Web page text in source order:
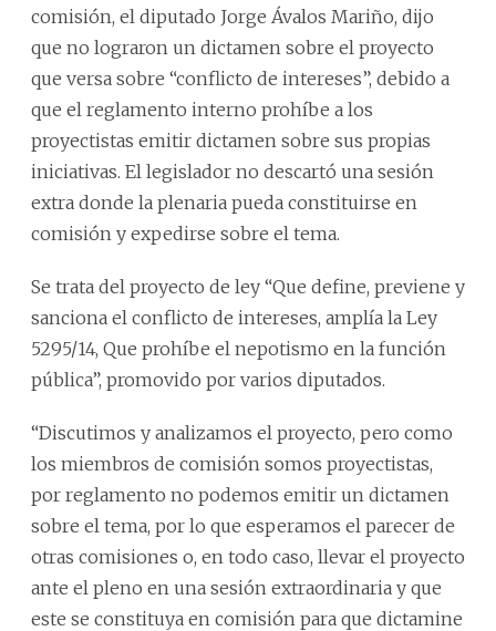
comisión, el diputado Jorge Ávalos Mariño, dijo
que no lograron un dictamen sobre el proyecto
que versa sobre “conflicto de intereses”, debido a
que el reglamento interno prohíbe a los
proyectistas emitir dictamen sobre sus propias
iniciativas. El legislador no descartó una sesión
extra donde la plenaria pueda constituirse en
comisión y expedirse sobre el tema.
Se trata del proyecto de ley “Que define, previene y
sanciona el conflicto de intereses, amplía la Ley
5295/14, Que prohíbe el nepotismo en la función
pública”, promovido por varios diputados.
“Discutimos y analizamos el proyecto, pero como
los miembros de comisión somos proyectistas,
por reglamento no podemos emitir un dictamen
sobre el tema, por lo que esperamos el parecer de
otras comisiones o, en todo caso, llevar el proyecto
ante el pleno en una sesión extraordinaria y que
este se constituya en comisión para que dictamine